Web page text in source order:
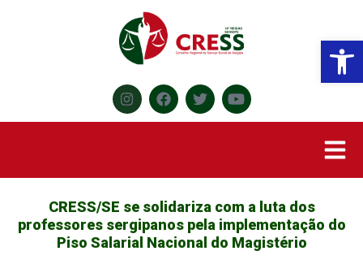
CRESS/SE se solidariza com a luta dos
professores sergipanos pela implementação do
Piso Salarial Nacional do Magistério